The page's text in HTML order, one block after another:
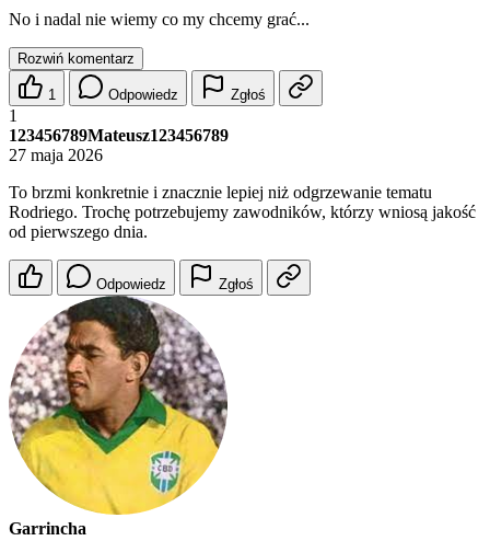
No i nadal nie wiemy co my chcemy grać...
Rozwiń komentarz
1 Odpowiedz Zgłoś
1
123456789Mateusz123456789
27 maja 2026
To brzmi konkretnie i znacznie lepiej niż odgrzewanie tematu
Rodriego. Trochę potrzebujemy zawodników, którzy wniosą jakość
od pierwszego dnia.
Odpowiedz Zgłoś
Garrincha